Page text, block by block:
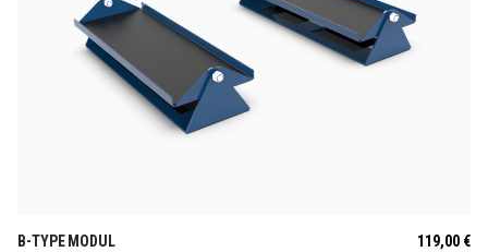
B-TYPE MODUL 119,00 €